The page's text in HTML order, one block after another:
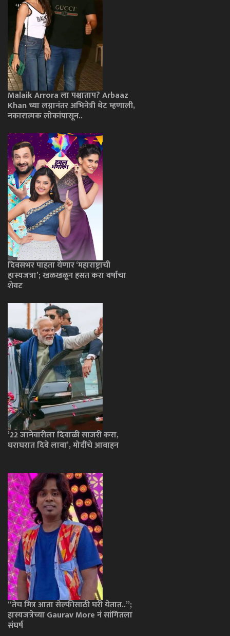
Malaik Arrora ला पश्चाताप? Arbaaz
Khan च्या लग्नानंतर अभिनेत्री थेट म्हणाली,
नकारात्मक लोकांपासून..
दिवसभर पाहता येणार ‘महाराष्ट्राची
हास्यजत्रा’; खळखळून हसत करा वर्षाचा
शेवट
’22 जानेवारीला दिवाळी साजरी करा,
घराघरात दिवे लावा’, मोदींचे आवाहन
“तेच मित्र आता सेल्फीसाठी घरी येतात..”;
हास्यजत्रेच्या Gaurav More नं सांगितला
संघर्ष